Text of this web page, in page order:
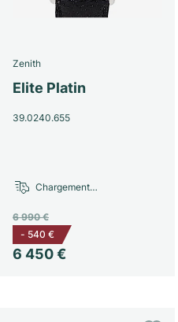
Zenith
Elite Platin
39.0240.655
6 450 €
6 990 €
- 540 €
Chargement…